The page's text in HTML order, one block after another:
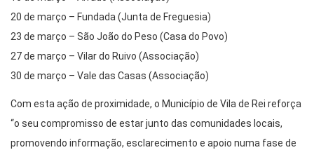
20 de março – Fundada (Junta de Freguesia)
23 de março – São João do Peso (Casa do Povo)
27 de março – Vilar do Ruivo (Associação)
30 de março – Vale das Casas (Associação)
Com esta ação de proximidade, o Município de Vila de Rei reforça
“o seu compromisso de estar junto das comunidades locais,
promovendo informação, esclarecimento e apoio numa fase de